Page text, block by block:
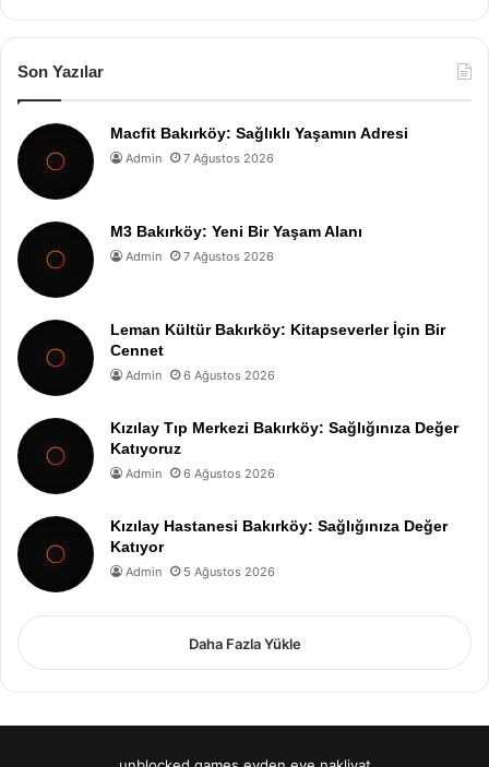
Son Yazılar
Macfit Bakırköy: Sağlıklı Yaşamın Adresi
Admin 7 Ağustos 2026
M3 Bakırköy: Yeni Bir Yaşam Alanı
Admin 7 Ağustos 2026
Leman Kültür Bakırköy: Kitapseverler İçin Bir
Cennet
Admin 6 Ağustos 2026
Kızılay Tıp Merkezi Bakırköy: Sağlığınıza Değer
Katıyoruz
Admin 6 Ağustos 2026
Kızılay Hastanesi Bakırköy: Sağlığınıza Değer
Katıyor
Admin 5 Ağustos 2026
Daha Fazla Yükle